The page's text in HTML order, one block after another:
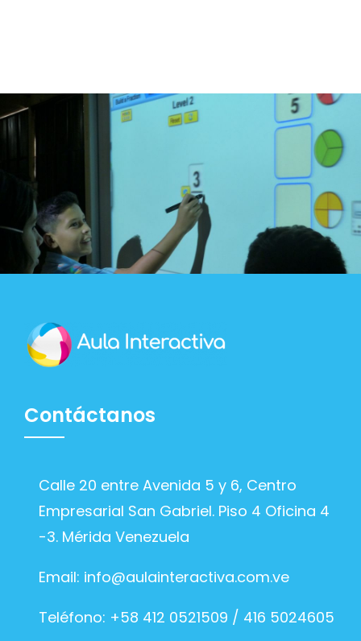
Contáctanos
Calle 20 entre Avenida 5 y 6, Centro
Empresarial San Gabriel. Piso 4 Oficina 4
-3. Mérida Venezuela
Email: info@aulainteractiva.com.ve
Teléfono: +58 412 0521509 / 416 5024605